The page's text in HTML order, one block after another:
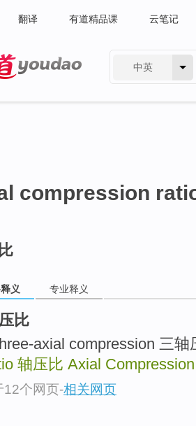
翻译 有道精品课 云笔记
中英
compression
义 专业释义
比
axial compression 三
轴压比 Axial
12个网页-相关网页